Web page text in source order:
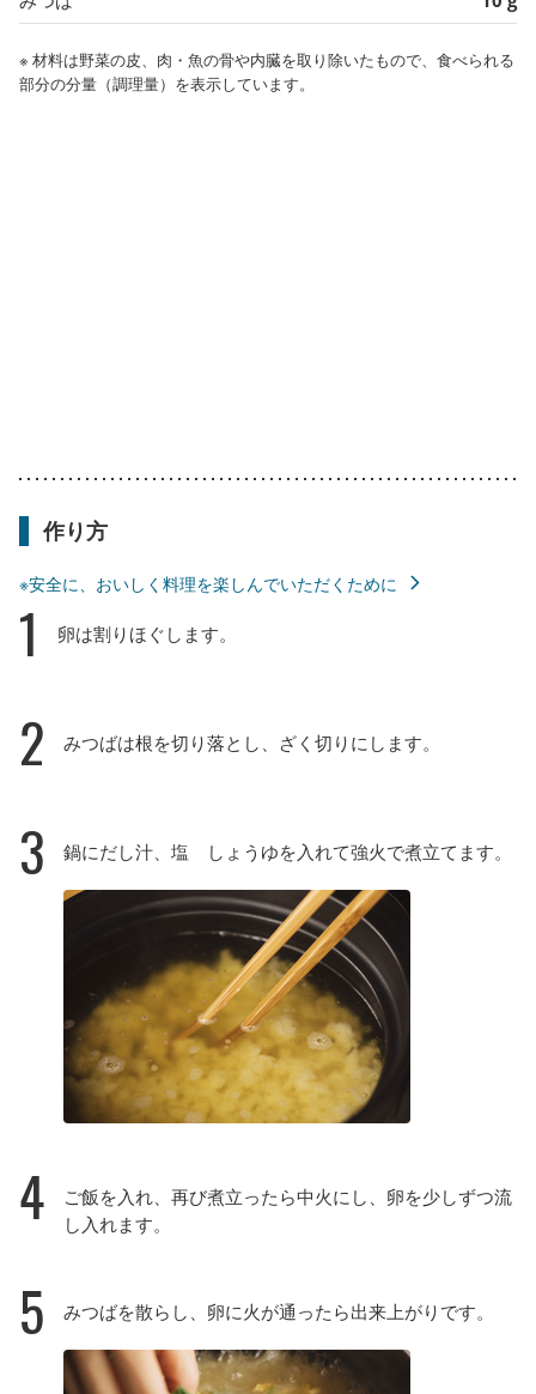
※ 材料は野菜の皮、肉・魚の骨や内臓を取り除いたもので、食べられる
部分の分量（調理量）を表示しています。
作り方
※安全に、おいしく料理を楽しんでいただくために
1 卵は割りほぐします。
2 みつばは根を切り落とし、ざく切りにします。
3 鍋にだし汁、塩 しょうゆを入れて強火で煮立てます。
4
ご飯を入れ、再び煮立ったら中火にし、卵を少しずつ流
し入れます。
5 みつばを散らし、卵に火が通ったら出来上がりです。